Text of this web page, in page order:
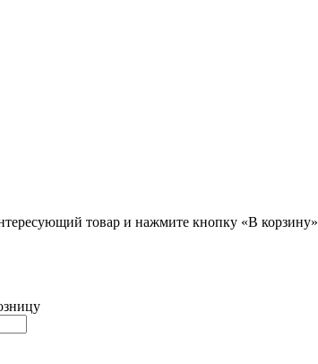
товар и нажмите кнопку «В корзину»